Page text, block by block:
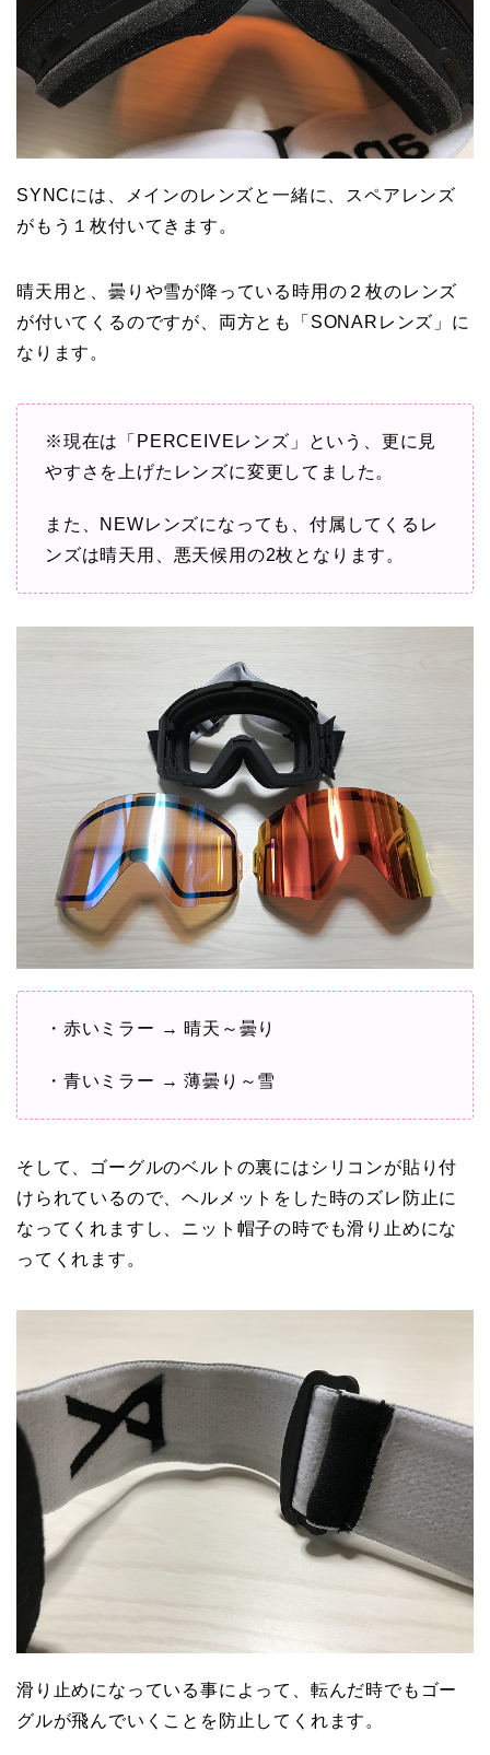
SYNCには、メインのレンズと一緒に、スペアレンズ
がもう１枚付いてきます。
晴天用と、曇りや雪が降っている時用の２枚のレンズ
が付いてくるのですが、両方とも「SONARレンズ」に
なります。
※現在は「PERCEIVEレンズ」という、更に見
やすさを上げたレンズに変更してました。
また、NEWレンズになっても、付属してくるレ
ンズは晴天用、悪天候用の2枚となります。
・赤いミラー → 晴天～曇り
・青いミラー → 薄曇り～雪
そして、ゴーグルのベルトの裏にはシリコンが貼り付
けられているので、ヘルメットをした時のズレ防止に
なってくれますし、ニット帽子の時でも滑り止めにな
ってくれます。
滑り止めになっている事によって、転んだ時でもゴー
グルが飛んでいくことを防止してくれます。